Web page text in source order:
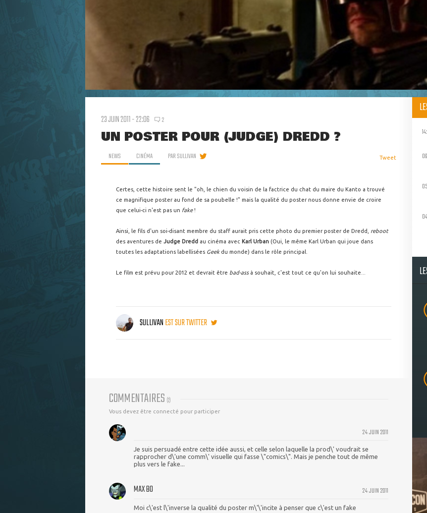
23 JUIN 2011 - 22:06 2
UN POSTER POUR (JUDGE) DREDD ?
NEWS CINÉMA PARSULLIVAN Tweet
Certes, cette histoire sent le "oh, le chien du voisin de la factrice du chat du maire du Kanto a trouvé
ce magnifique poster au fond de sa poubelle !" mais la qualité du poster nous donne envie de croire
que celui-ci n'est pas un fake!
Ainsi, le fils d'un soi-disant membre du staff aurait pris cette photo du premier poster de Dredd, reboot
des aventures de Judge Dredd au cinéma avec Karl Urban (Oui, le même Karl Urban qui joue dans
toutes les adaptations labellisées Geek du monde) dans le rôle principal.
Le film est prévu pour 2012 et devrait être bad-assà souhait, c'est tout ce qu'on lui souhaite...
SULLIVANEST SUR TWITTER
COMMENTAIRES (2)
Vous devez être connecté pour participer
24 JUIN 2011
Je suis persuadé entre cette idée aussi, et celle selon laquelle la prod\' voudrait se
rapprocher d\'une comm\' visuelle qui fasse \"comics\". Mais je penche tout de même
plus vers le fake...
24 JUIN 2011
MAX BO
Moi c\'est l\'inverse la qualité du poster m\'\'incite à penser que c\'est un fake